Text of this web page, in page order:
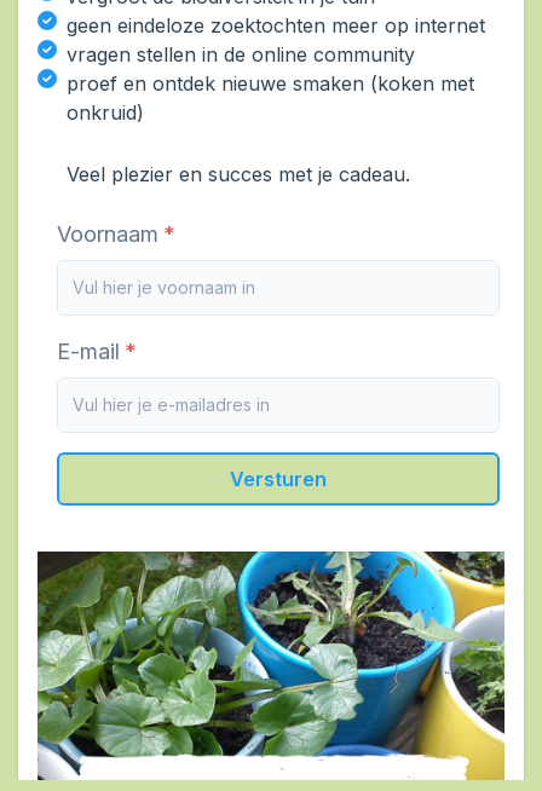
geen eindeloze zoektochten meer op internet
vragen stellen in de online community
proef en ontdek nieuwe smaken (koken met
onkruid)
Veel plezier en succes met je cadeau.
Voornaam
E-mail
Versturen